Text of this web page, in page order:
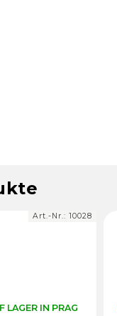
LAGER IN PRAG
Art.-Nr.: 10028